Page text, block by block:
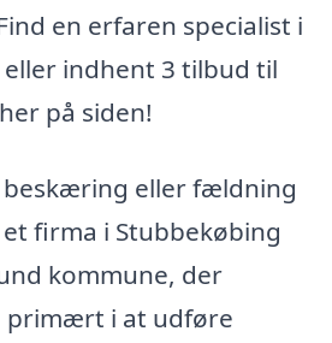
en erfaren specialist i
indhent 3 tilbud til
på siden!
eller fældning
firma i Stubbekøbing
kommune, der
primært i at udføre